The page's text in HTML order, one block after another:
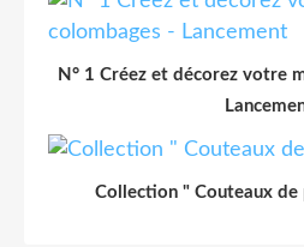
N° 1 Créez et décorez votre
Collection " Couteaux de